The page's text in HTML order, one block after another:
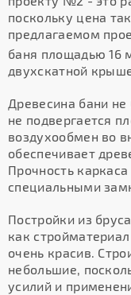
поскольку цена
предлагаемом
баня площадью 16
двухскатной
Древесина бани не
не подвергается
воздухообмен во
обеспечивает
Прочность
специальными
Постройки из
как
очень красив.
небольшие,
усилий и